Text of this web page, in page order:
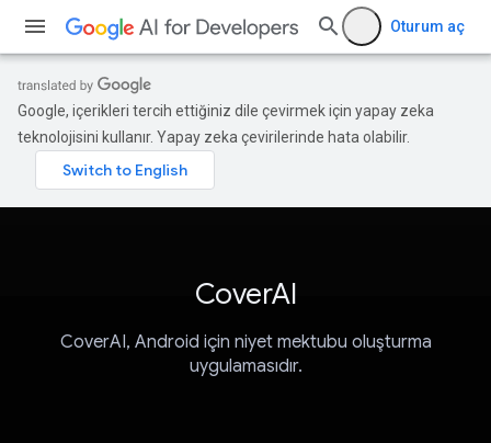
Oturum aç
Google, içerikleri tercih ettiğiniz dile çevirmek için yapay zeka
teknolojisini kullanır. Yapay zeka çevirilerinde hata olabilir.
CoverAI
CoverAI, Android için niyet mektubu oluşturma
uygulamasıdır.